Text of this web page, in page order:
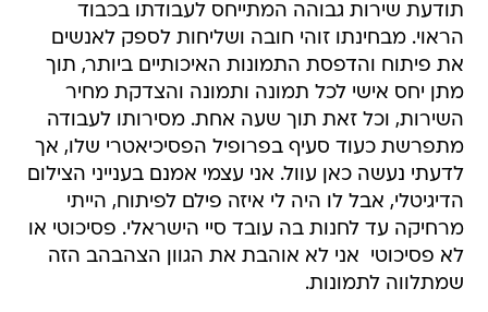
תודעת שירות גבוהה המתייחס לעבודתו בכבוד
הראוי. מבחינתו זוהי חובה ושליחות לספק לאנשים
את פיתוח והדפסת התמונות האיכותיים ביותר, תוך
מתן יחס אישי לכל תמונה ותמונה והצדקת מחיר
השירות, וכל זאת תוך שעה אחת. מסירותו לעבודה
מתפרשת כעוד סעיף בפרופיל הפסיכיאטרי שלו, אך
לדעתי נעשה כאן עוול. אני עצמי אמנם בענייני הצילום
הדיגיטלי, אבל לו היה לי איזה פילם לפיתוח, הייתי
מרחיקה עד לחנות בה עובד סיי הישראלי. פסיכוטי או
לא פסיכוטי  אני לא אוהבת את הגוון הצהבהב הזה
שמתלווה לתמונות.